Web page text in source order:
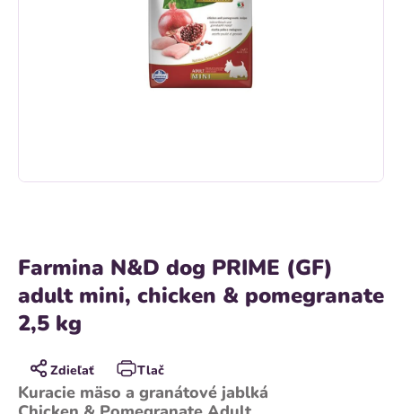
Farmina N&D dog PRIME (GF)
adult mini, chicken & pomegranate
2,5 kg
Kuracie mäso a granátové jablká
Tlač
Zdieľať